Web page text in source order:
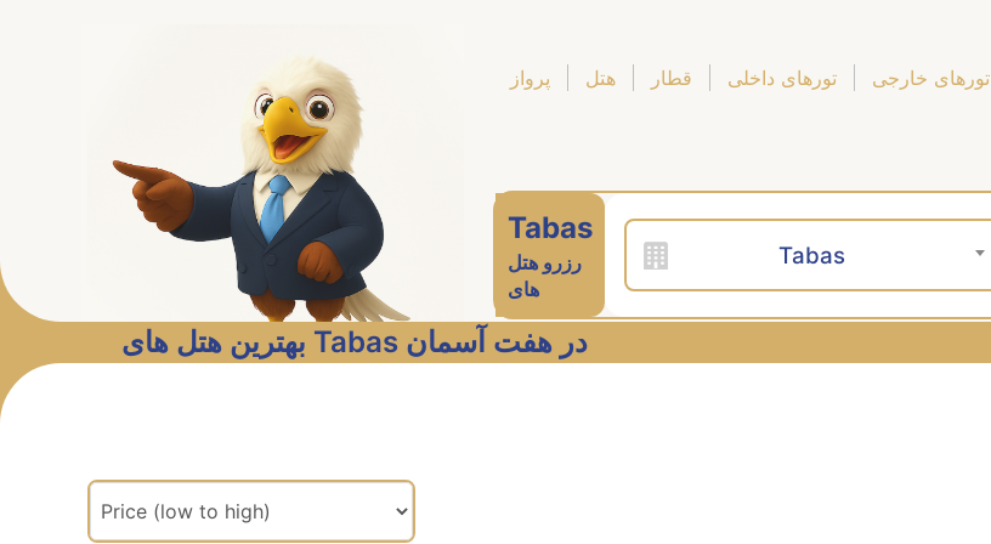
پرواز هتل قطار تورهای داخلی تورهای خارجی
Tabas
رزرو هتل
های
Tabas
بهترین هتل های Tabas در هفت آسمان